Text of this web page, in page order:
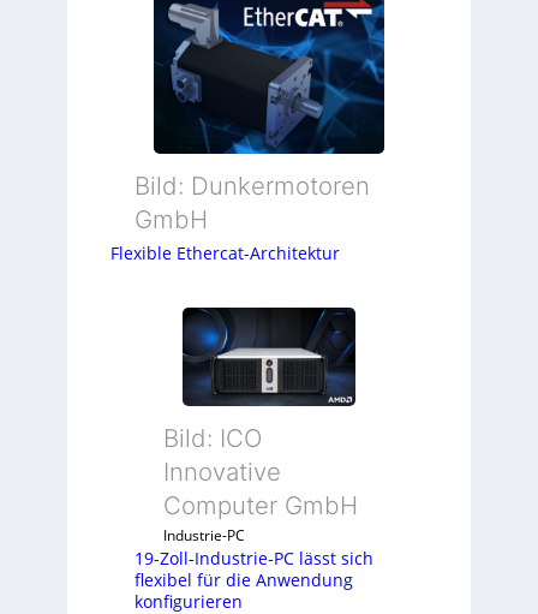
Bild: Dunkermotoren
GmbH
Flexible Ethercat-Architektur
Bild: ICO
Innovative
Computer GmbH
Industrie-PC
19-Zoll-Industrie-PC lässt sich
flexibel für die Anwendung
konfigurieren